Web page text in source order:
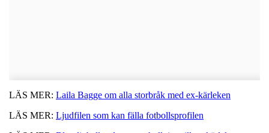
LÄS MER: Laila Bagge om alla storbråk med ex-kärleken
LÄS MER: Ljudfilen som kan fälla fotbollsprofilen